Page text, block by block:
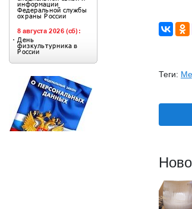
Теги: